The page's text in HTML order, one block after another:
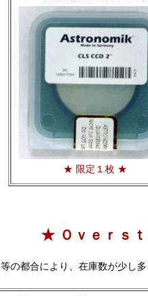
★ 限定１枚 ★
★ Ｏｖｅｒｓ
の都合により、在庫数が少し